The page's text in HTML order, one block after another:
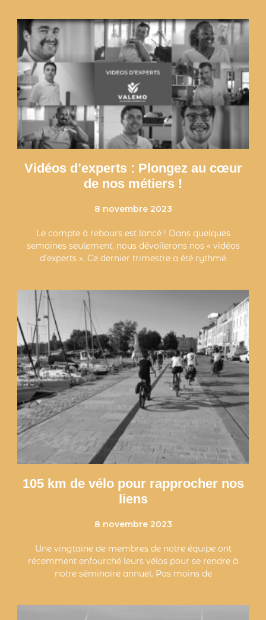
Vidéos d’experts : Plongez au cœur
de nos métiers !
8 novembre 2023
Le compte à rebours est lancé ! Dans quelques
semaines seulement, nous dévoilerons nos « vidéos
d’experts ». Ce dernier trimestre a été rythmé
105 km de vélo pour rapprocher nos
liens
8 novembre 2023
Une vingtaine de membres de notre équipe ont
récemment enfourché leurs vélos pour se rendre à
notre séminaire annuel. Pas moins de